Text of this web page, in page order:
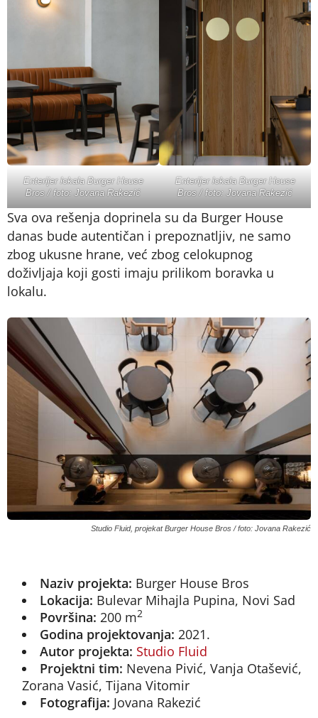
Enterijer lokala Burger House
Bros / foto: Jovana Rakezić
Enterijer lokala Burger House
Bros / foto: Jovana Rakezić
Sva ova rešenja doprinela su da Burger House
danas bude autentičan i prepoznatljiv, ne samo
zbog ukusne hrane, već zbog celokupnog
doživljaja koji gosti imaju prilikom boravka u
lokalu.
Studio Fluid, projekat Burger House Bros / foto: Jovana Rakezić
Naziv projekta: Burger House Bros
Lokacija: Bulevar Mihajla Pupina, Novi Sad
Površina: 200 m2
Godina projektovanja: 2021.
Autor projekta: Studio Fluid
Projektni tim: Nevena Pivić, Vanja Otašević,
Zorana Vasić, Tijana Vitomir
Fotografija: Jovana Rakezić